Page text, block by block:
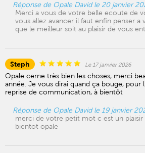
Réponse de Opale David le 20 janvier
Merci a vous de votre belle ecoute de
vous allez avancer il faut enfin penser a
que le meilleur soit au plaisir de vous
Steph Le 17 janvier 2026
Opale cerne très bien les choses, merci
année. Je vous dirai quand ça bouge, pour
reprise de communication, à bientôt
Réponse de Opale David le 19 janvier
merci de votre petit mot c est un plaisir
bientot opale